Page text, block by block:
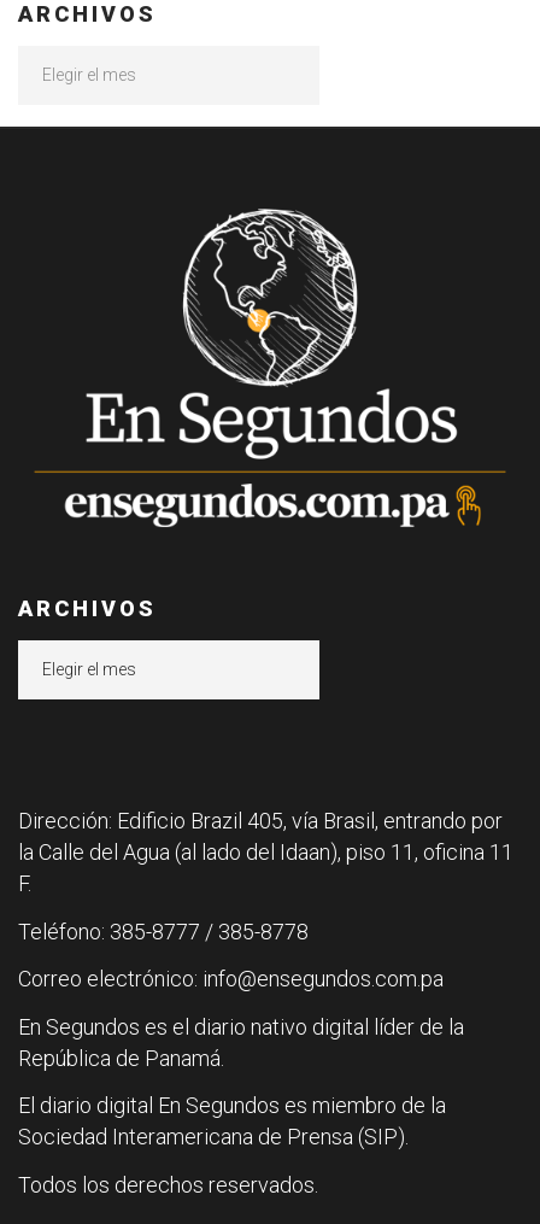
ARCHIVOS
ARCHIVOS
Dirección: Edificio Brazil 405, vía Brasil, entrando por
la Calle del Agua (al lado del Idaan), piso 11, oficina 11
F.
Teléfono: 385-8777 / 385-8778
Correo electrónico: info@ensegundos.com.pa
En Segundos es el diario nativo digital líder de la
República de Panamá.
El diario digital En Segundos es miembro de la
Sociedad Interamericana de Prensa (SIP).
Todos los derechos reservados.